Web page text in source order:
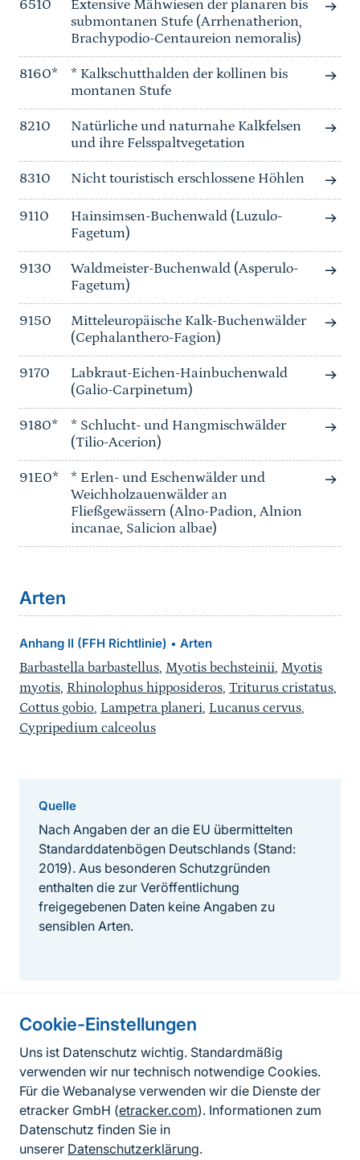
Cookie-Einstellungen
Uns ist Datenschutz wichtig. Standardmäßig
verwenden wir nur technisch notwendige Cookies.
Für die Webanalyse verwenden wir die Dienste der
etracker GmbH (etracker.com). Informationen zum
Datenschutz finden Sie in
unserer Datenschutzerklärung.
6510
Extensive Mähwiesen der planaren bis
submontanen Stufe (Arrhenatherion,
Brachypodio-Centaureion nemoralis)
8160*
* Kalkschutthalden der kollinen bis
montanen Stufe
8210
Natürliche und naturnahe Kalkfelsen
und ihre Felsspaltvegetation
8310 Nicht touristisch erschlossene Höhlen
9110
Hainsimsen-Buchenwald (Luzulo-
Fagetum)
9130
Waldmeister-Buchenwald (Asperulo-
Fagetum)
9150
Mitteleuropäische Kalk-Buchenwälder
(Cephalanthero-Fagion)
9170
Labkraut-Eichen-Hainbuchenwald
(Galio-Carpinetum)
9180*
* Schlucht- und Hangmischwälder
(Tilio-Acerion)
91E0*
* Erlen- und Eschenwälder und
Weichholzauenwälder an
Fließgewässern (Alno-Padion, Alnion
incanae, Salicion albae)
Arten
Anhang II (FFH Richtlinie) • Arten
Barbastella barbastellus, Myotis bechsteinii, Myotis
myotis, Rhinolophus hipposideros, Triturus cristatus,
Cottus gobio, Lampetra planeri, Lucanus cervus,
Cypripedium calceolus
Quelle
Nach Angaben der an die EU übermittelten
Standarddatenbögen Deutschlands (Stand:
2019). Aus besonderen Schutzgründen
enthalten die zur Veröffentlichung
freigegebenen Daten keine Angaben zu
sensiblen Arten.
Informationen zur Seite
FußzeileKontakt zum BfN
Kontaktformular
Erklärung zur Barrierefreiheit